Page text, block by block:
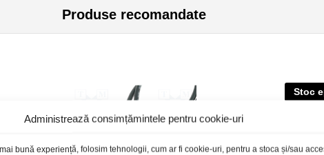
Administrează consimțămintele pentru cookie-uri
bună experiență, folosim tehnologii, cum ar fi cookie-uri, pentru a stoca și/sau
Produse recomandate
Stoc